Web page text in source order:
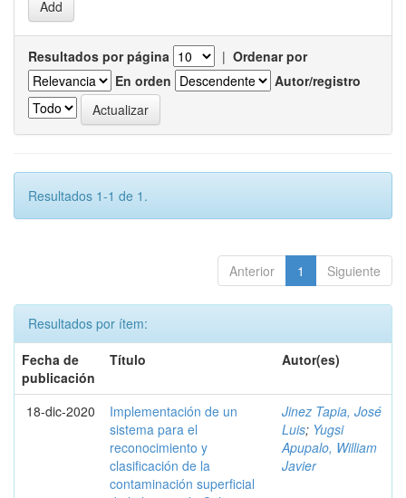
Resultados por página | Ordenar por
En orden
Autor/registro
Resultados 1-1 de 1.
Anterior 1 Siguiente
Resultados por ítem:
Fecha de
publicación
Título Autor(es)
18-dic-2020
Implementación de un
sistema para el
reconocimiento y
clasificación de la
contaminación superficial
Jinez Tapia, José
Luis; Yugsi
Apupalo, William
Javier